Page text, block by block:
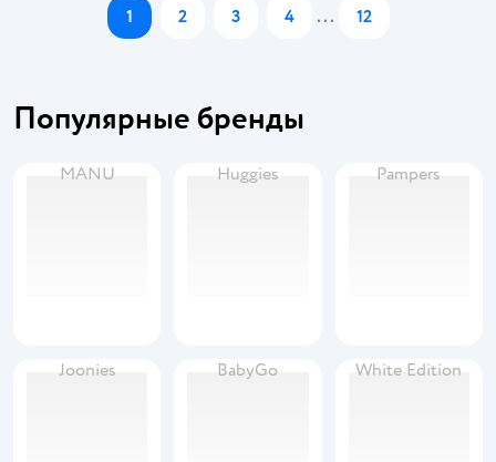
1 2 3 4 ... 12
Популярные бренды
MANU Huggies Pampers
Joonies BabyGo White Edition